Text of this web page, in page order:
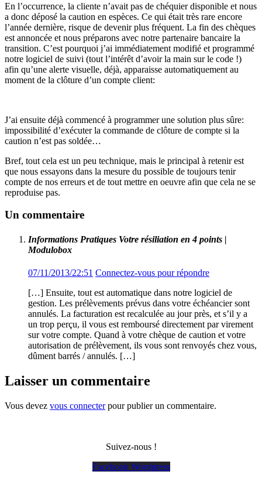
En l’occurrence, la cliente n’avait pas de chéquier disponible et nous
a donc déposé la caution en espèces. Ce qui était très rare encore
l’année dernière, risque de devenir plus fréquent. La fin des chèques
est annoncée et nous préparons avec notre partenaire bancaire la
transition. C’est pourquoi j’ai immédiatement modifié et programmé
notre logiciel de suivi (tout l’intérêt d’avoir la main sur le code !)
afin qu’une alerte visuelle, déjà, apparaisse automatiquement au
moment de la clôture d’un compte client:
J’ai ensuite déjà commencé à programmer une solution plus sûre:
impossibilité d’exécuter la commande de clôture de compte si la
caution n’est pas soldée…
Bref, tout cela est un peu technique, mais le principal à retenir est
que nous essayons dans la mesure du possible de toujours tenir
compte de nos erreurs et de tout mettre en oeuvre afin que cela ne se
reproduise pas.
Un commentaire
Informations Pratiques Votre résiliation en 4 points |
Modulobox
07/11/2013/22:51 Connectez-vous pour répondre
[…] Ensuite, tout est automatique dans notre logiciel de
gestion. Les prélèvements prévus dans votre échéancier sont
annulés. La facturation est recalculée au jour près, et s’il y a
un trop perçu, il vous est remboursé directement par virement
sur votre compte. Quand à votre chèque de caution et votre
autorisation de prélèvement, ils vous sont renvoyés chez vous,
dûment barrés / annulés. […]
Laisser un commentaire
Vous devez vous connecterpour publier un commentaire.
Suivez-nous !
Facebook Wordpress